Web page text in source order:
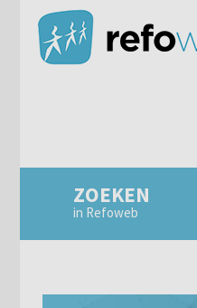
ZOEKEN
in Refoweb